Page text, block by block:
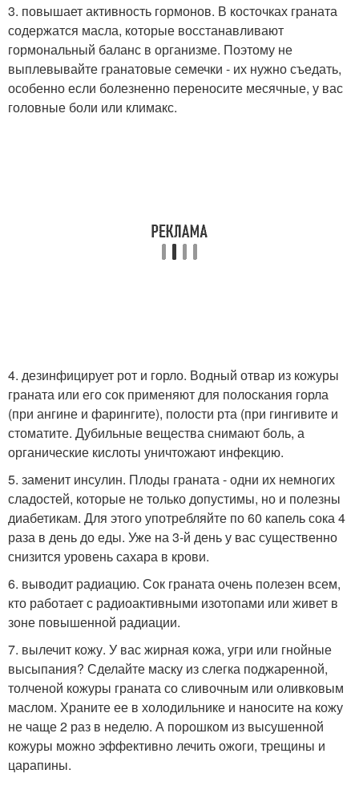
3. повышает активность гормонов. В косточках граната
содержатся масла, которые восстанавливают
гормональный баланс в организме. Поэтому не
выплевывайте гранатовые семечки - их нужно съедать,
особенно если болезненно переносите месячные, у вас
головные боли или климакс.
4. дезинфицирует рот и горло. Водный отвар из кожуры
граната или его сок применяют для полоскания горла
(при ангине и фарингите), полости рта (при гингивите и
стоматите. Дубильные вещества снимают боль, а
органические кислоты уничтожают инфекцию.
5. заменит инсулин. Плоды граната - одни их немногих
сладостей, которые не только допустимы, но и полезны
диабетикам. Для этого употребляйте по 60 капель сока 4
раза в день до еды. Уже на 3-й день у вас существенно
снизится уровень сахара в крови.
6. выводит радиацию. Сок граната очень полезен всем,
кто работает с радиоактивными изотопами или живет в
зоне повышенной радиации.
7. вылечит кожу. У вас жирная кожа, угри или гнойные
высыпания? Сделайте маску из слегка поджаренной,
толченой кожуры граната со сливочным или оливковым
маслом. Храните ее в холодильнике и наносите на кожу
не чаще 2 раз в неделю. А порошком из высушенной
кожуры можно эффективно лечить ожоги, трещины и
царапины.